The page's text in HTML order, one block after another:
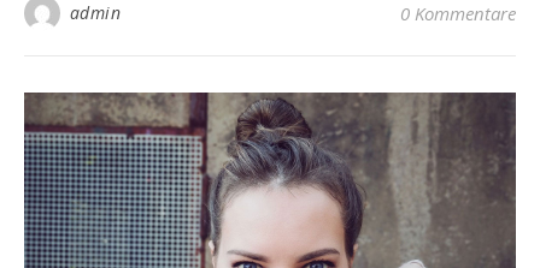
admin 0 Kommentare